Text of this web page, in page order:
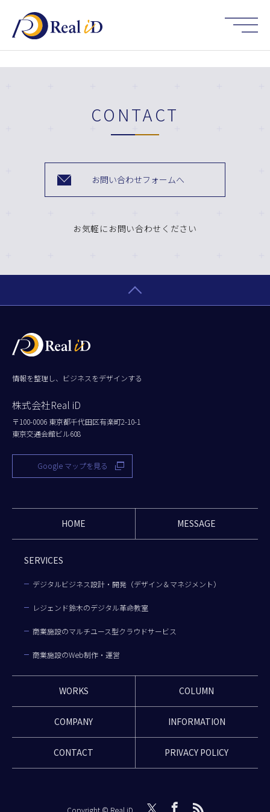
CONTACT
お問い合わせフォームへ
お気軽にお問い合わせください
情報を整理し、ビジネスをデザインする
株式会社Real iD
〒100-0006 東京都千代田区有楽町2-10-1
東京交通会館ビル608
Google マップを見る
HOME MESSAGE
SERVICES
デジタルビジネス設計・開発（デザイン＆マネジメント）
レジェンド鈴木のデジタル革命教室
商業施設のマルチユース型クラウドサービス
商業施設のWeb制作・運営
WORKS COLUMN
COMPANY INFORMATION
CONTACT PRIVACY POLICY
Copyright © Real iD